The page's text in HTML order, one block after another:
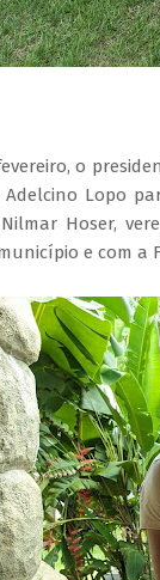
o
Lopo
Hoser,
e com a